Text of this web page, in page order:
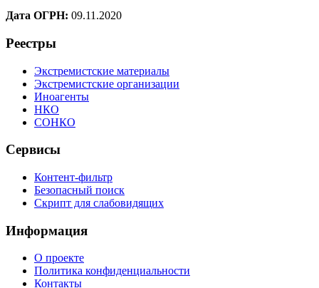
Дата ОГРН: 09.11.2020
Реестры
Экстремистские материалы
Экстремистские организации
Иноагенты
НКО
СОНКО
Сервисы
Контент-фильтр
Безопасный поиск
Скрипт для слабовидящих
Информация
О проекте
Политика конфиденциальности
Контакты